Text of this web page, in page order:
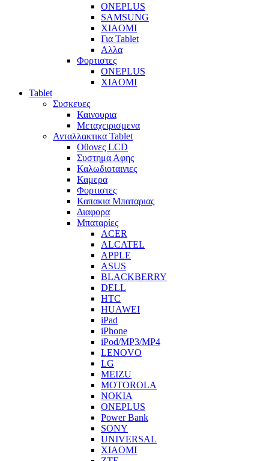
ONEPLUS
SAMSUNG
XIAOMI
Για Tablet
Αλλα
Φορτιστες
ONEPLUS
XIAOMI
Tablet
Συσκευες
Καινουρια
Μεταχειρισμενα
Ανταλλακτικα Tablet
Οθονες LCD
Συστημα Αφης
Καλωδιοταινιες
Καμερα
Φορτιστες
Καπακια Μπαταριας
Διαφορα
Μπαταρίες
ACER
ALCATEL
APPLE
ASUS
BLACKBERRY
DELL
HTC
HUAWEI
iPad
iPhone
iPod/MP3/MP4
LENOVO
LG
MEIZU
MOTOROLA
NOKIA
ONEPLUS
Power Bank
SONY
UNIVERSAL
XIAOMI